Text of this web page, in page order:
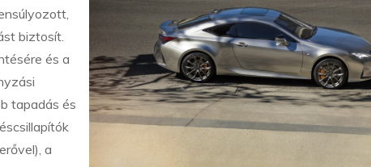
biztosít.
és a
tapadás és
a